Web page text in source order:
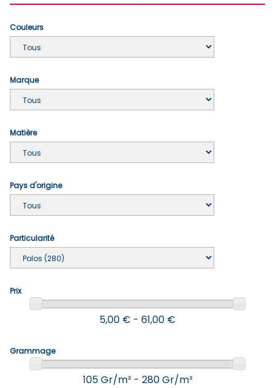
Couleurs
Marque
Matière
Pays d'origine
Particularité
Prix
5,00 € - 61,00 €
Grammage
105 Gr/m² - 280 Gr/m²